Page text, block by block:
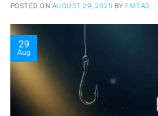
POSTED ON AUGUST 29, 2025 BYFMTAD
29
Aug